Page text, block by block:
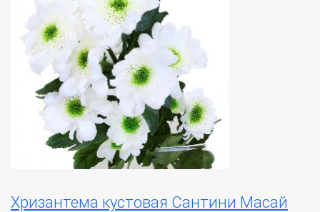
Хризантема кустовая Сантини Масай